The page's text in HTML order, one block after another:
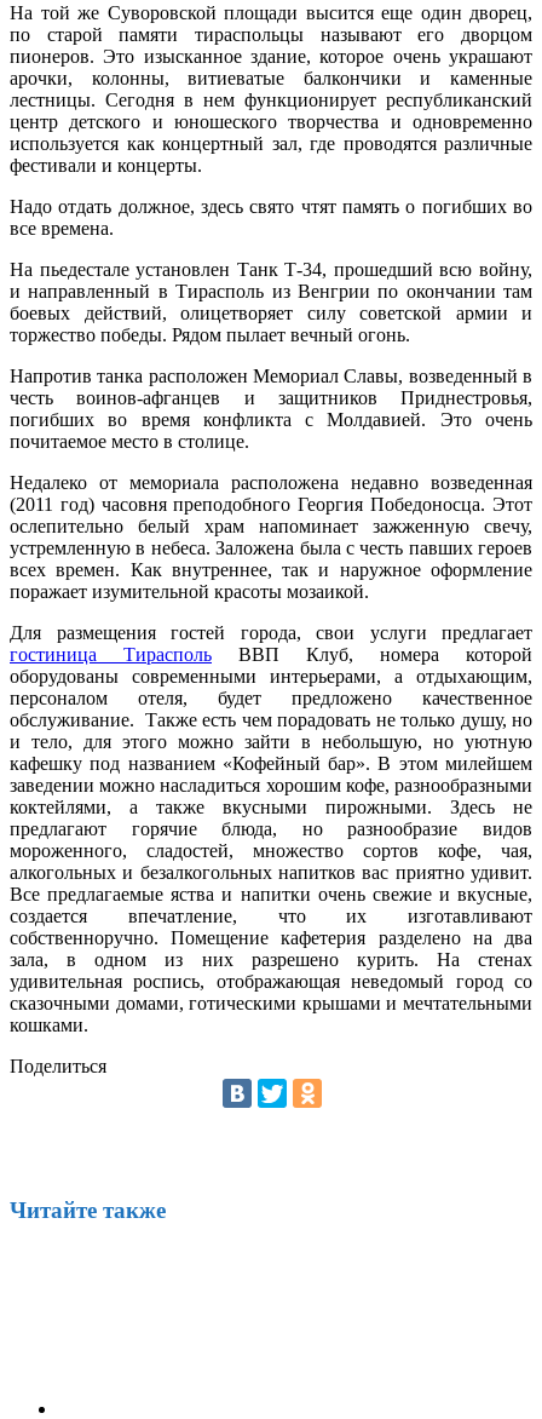
На той же Суворовской площади высится еще один дворец,
по старой памяти тираспольцы называют его дворцом
пионеров. Это изысканное здание, которое очень украшают
арочки, колонны, витиеватые балкончики и каменные
лестницы. Сегодня в нем функционирует республиканский
центр детского и юношеского творчества и одновременно
используется как концертный зал, где проводятся различные
фестивали и концерты.
Надо отдать должное, здесь свято чтят память о погибших во
все времена.
На пьедестале установлен Танк Т-34, прошедший всю войну,
и направленный в Тирасполь из Венгрии по окончании там
боевых действий, олицетворяет силу советской армии и
торжество победы. Рядом пылает вечный огонь.
Напротив танка расположен Мемориал Славы, возведенный в
честь воинов-афганцев и защитников Приднестровья,
погибших во время конфликта с Молдавией. Это очень
почитаемое место в столице.
Недалеко от мемориала расположена недавно возведенная
(2011 год) часовня преподобного Георгия Победоносца. Этот
ослепительно белый храм напоминает зажженную свечу,
устремленную в небеса. Заложена была с честь павших героев
всех времен. Как внутреннее, так и наружное оформление
поражает изумительной красоты мозаикой.
Для размещения гостей города, свои услуги предлагает
гостиница Тирасполь ВВП Клуб, номера которой
оборудованы современными интерьерами, а отдыхающим,
персоналом отеля, будет предложено качественное
обслуживание. Также есть чем порадовать не только душу, но
и тело, для этого можно зайти в небольшую, но уютную
кафешку под названием «Кофейный бар». В этом милейшем
заведении можно насладиться хорошим кофе, разнообразными
коктейлями, а также вкусными пирожными. Здесь не
предлагают горячие блюда, но разнообразие видов
мороженного, сладостей, множество сортов кофе, чая,
алкогольных и безалкогольных напитков вас приятно удивит.
Все предлагаемые яства и напитки очень свежие и вкусные,
создается впечатление, что их изготавливают
собственноручно. Помещение кафетерия разделено на два
зала, в одном из них разрешено курить. На стенах
удивительная роспись, отображающая неведомый город со
сказочными домами, готическими крышами и мечтательными
кошками.
Поделиться
Читайте также